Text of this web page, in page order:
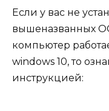
Если у вас не
вышеназванных
компьютер
windows 10, то
инструкцией: